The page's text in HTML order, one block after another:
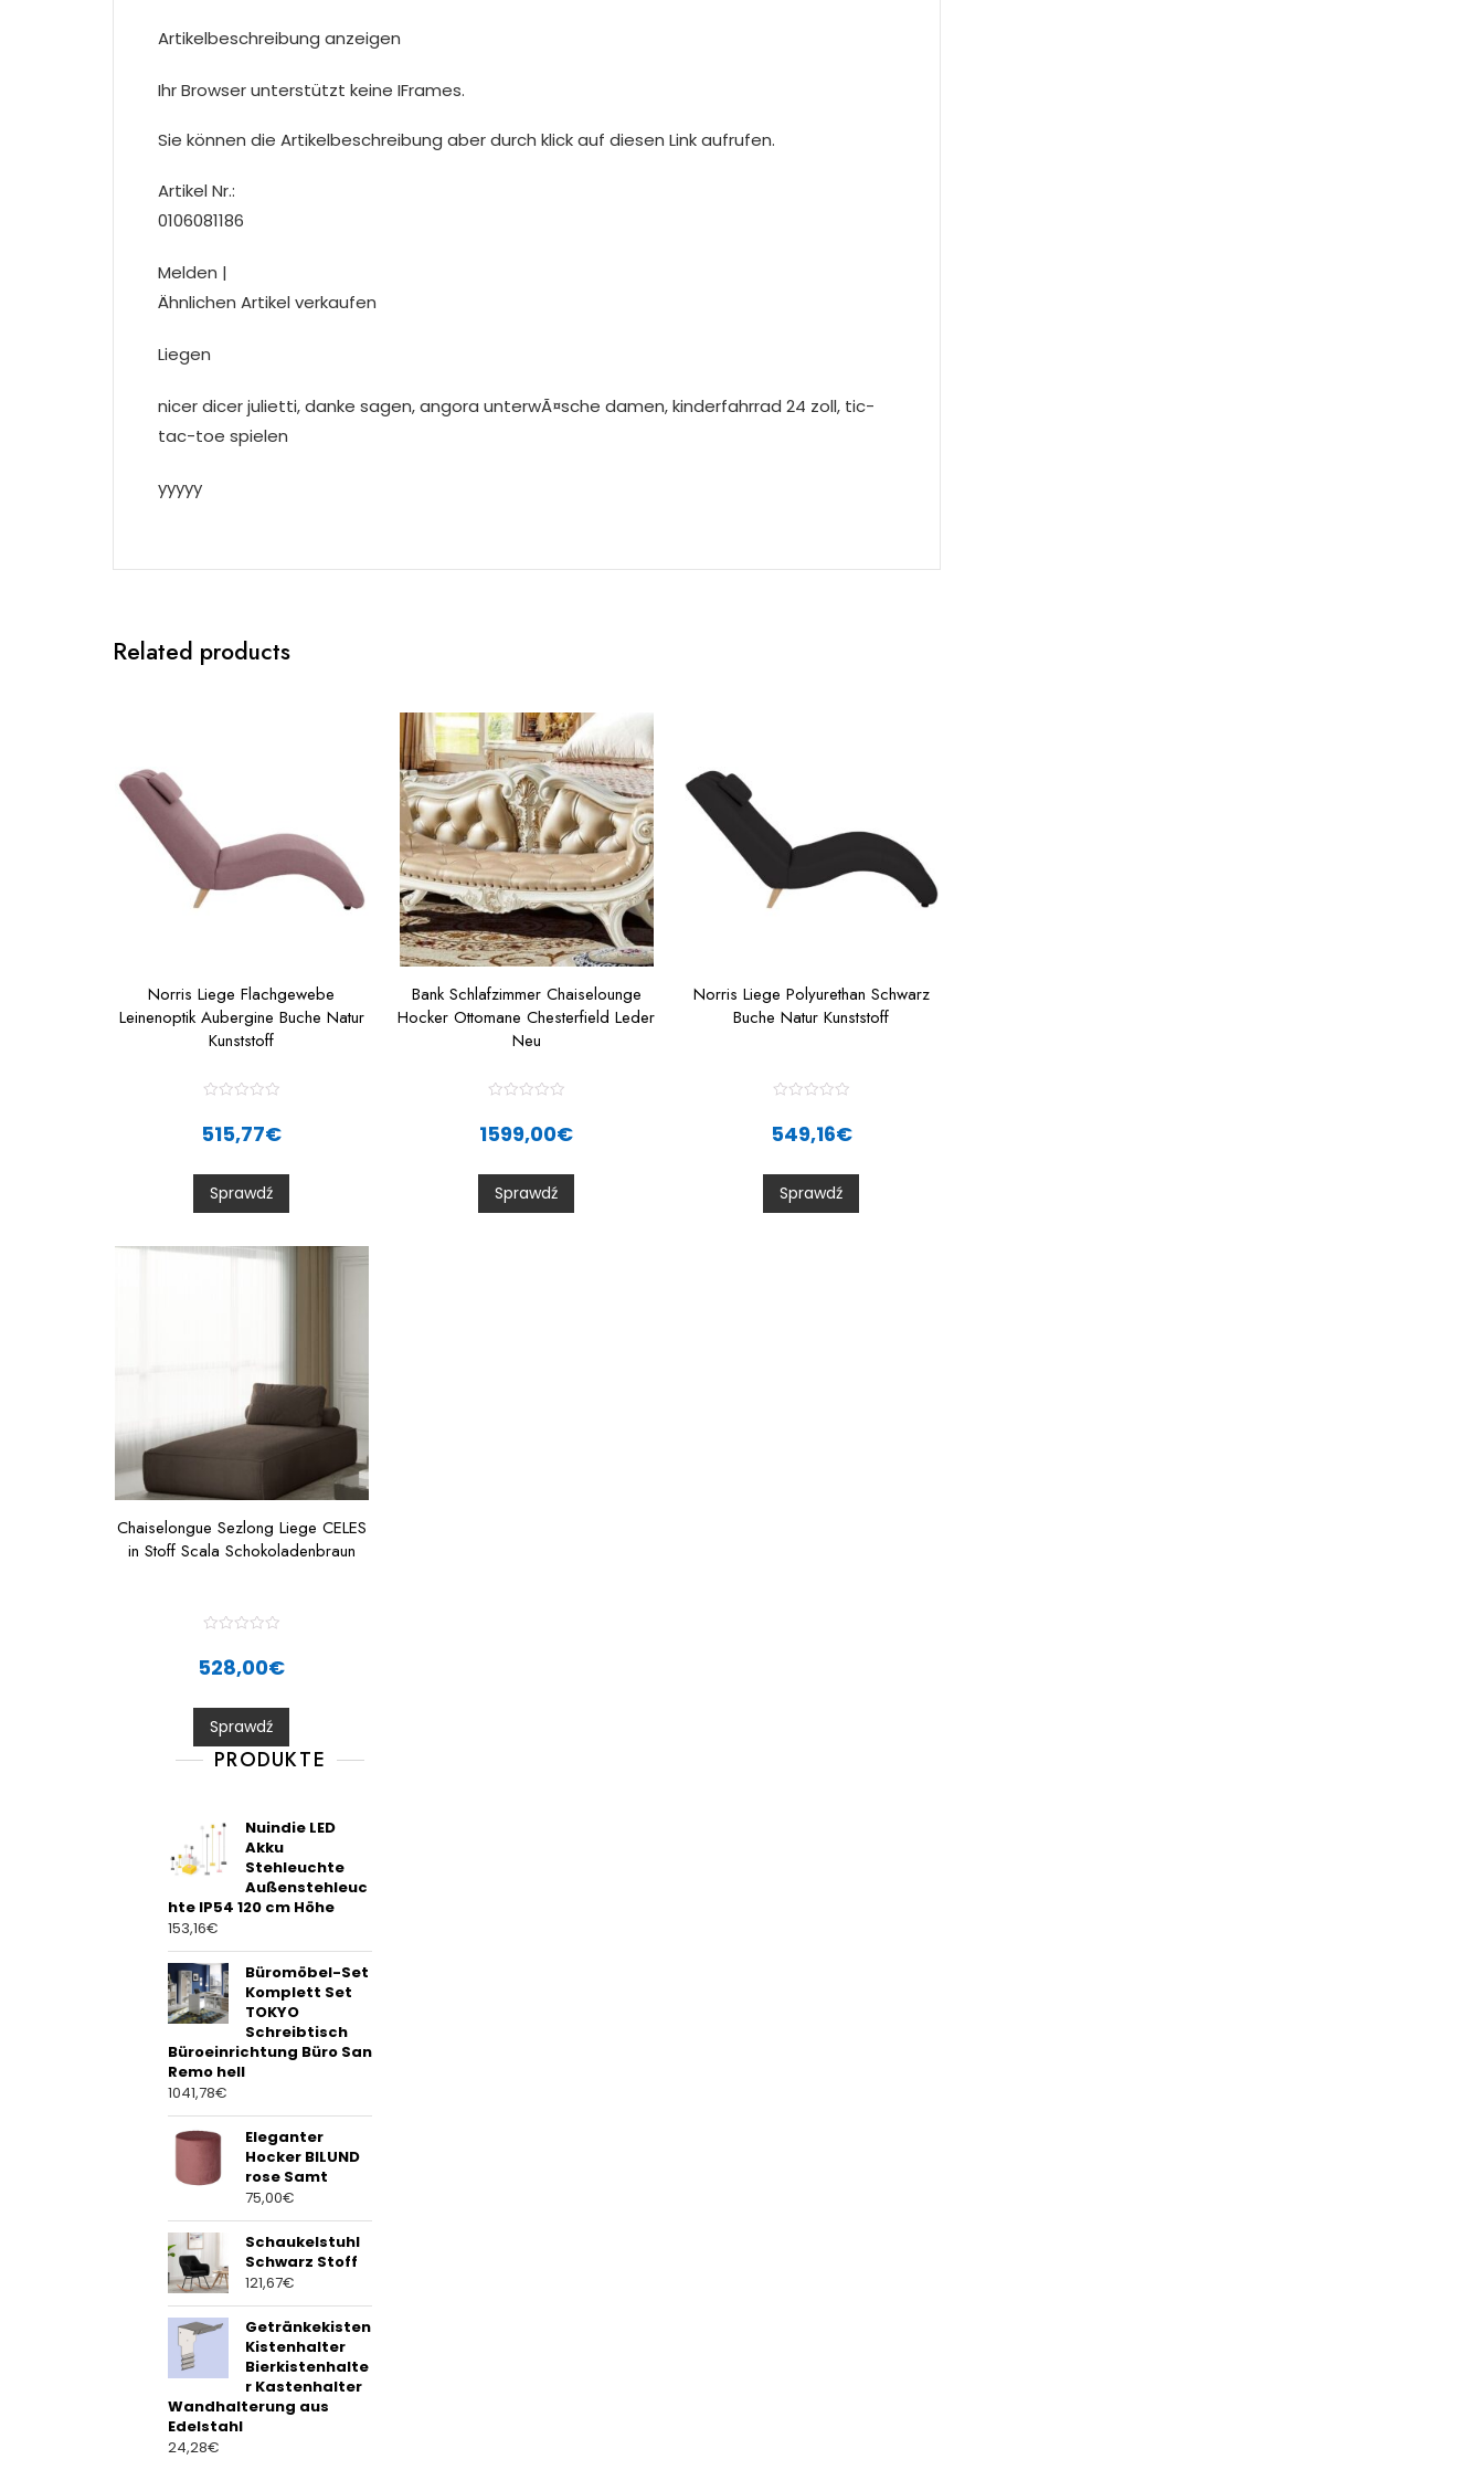
Artikelbeschreibung anzeigen
Ihr Browser unterstützt keine IFrames.
Sie können die Artikelbeschreibung aber durch klick auf diesen Link aufrufen.
Artikel Nr.:
0106081186
Melden |
Ähnlichen Artikel verkaufen
Liegen
nicer dicer julietti, danke sagen, angora unterwÃ¤sche damen, kinderfahrrad 24 zoll, tic-
tac-toe spielen
yyyyy
Related products
Norris Liege Flachgewebe
Leinenoptik Aubergine Buche Natur
Kunststoff
t
0
o
u
t
5
515,77€
Sprawdź
Bank Schlafzimmer Chaiselounge
Hocker Ottomane Chesterfield Leder
Neu
t
0
o
u
t
1599,00€
Sprawdź
Norris Liege Polyurethan Schwarz
Buche Natur Kunststoff
t
0
o
u
t
549,16€
Sprawdź
Chaiselongue Sezlong Liege CELES
in Stoff Scala Schokoladenbraun
t
0
o
u
t
528,00€
Sprawdź
PRODUKTE
Nuindie LED
Akku
Stehleuchte
Außenstehleuc
hte IP54 120 cm Höhe
153,16€
Büromöbel-Set
Komplett Set
TOKYO
Schreibtisch
Büroeinrichtung Büro San
Remo hell
1041,78€
Eleganter
Hocker BILUND
rose Samt
75,00€
Schaukelstuhl
Schwarz Stoff
121,67€
Getränkekisten
Kistenhalter
Bierkistenhalte
r Kastenhalter
Wandhalterung aus
Edelstahl
24,28€